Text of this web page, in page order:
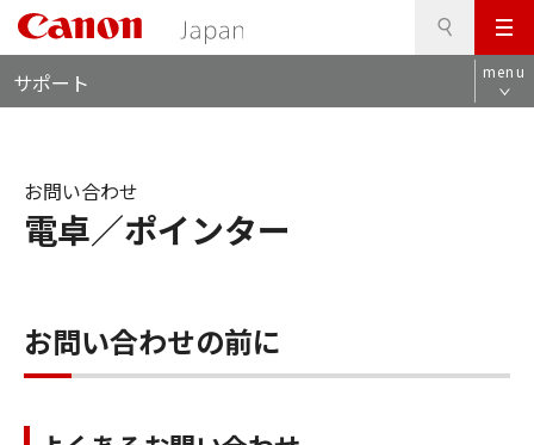
メ
ニ
ュ
サポート menu
電卓／ポインター
お問い合わせ
お問い合わせの前に